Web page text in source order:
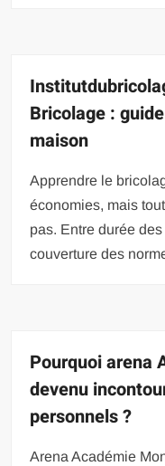
Bricolage :
maison
Apprendre le
économies, mais
pas. Entre durée
couverture des
Pourquoi arena
devenu
personnels ?
Arena Académie